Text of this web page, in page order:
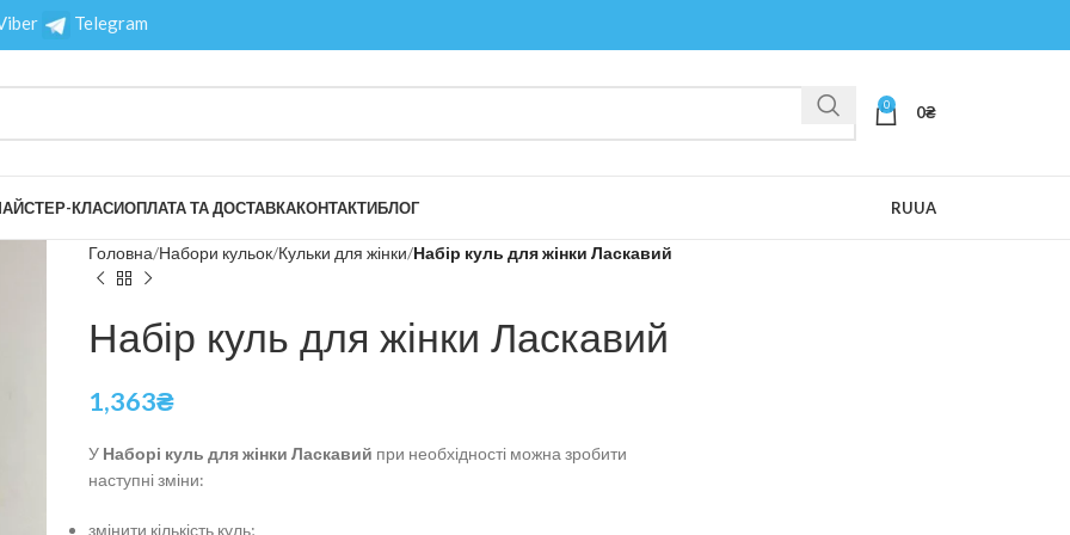
Telegram
0 0₴
КЛАСИОПЛАТА ТА ДОСТАВКАКОНТАКТИБЛОГ RUUA
Головна Набори кульок Кульки для жінки Набір куль для жінки Ласкавий
Набір куль для жінки Ласкавий
1,363₴
У Наборі куль для жінки Ласкавий при необхідності можна зробити
наступні зміни:
змінити кількість куль;